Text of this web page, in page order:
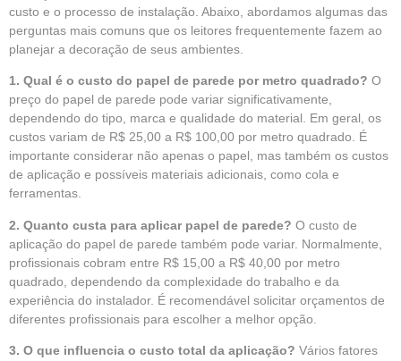
custo e o processo de instalação. Abaixo, abordamos algumas das
perguntas mais comuns que os leitores frequentemente fazem ao
planejar a decoração de seus ambientes.
1. Qual é o custo do papel de parede por metro quadrado? O
preço do papel de parede pode variar significativamente,
dependendo do tipo, marca e qualidade do material. Em geral, os
custos variam de R$ 25,00 a R$ 100,00 por metro quadrado. É
importante considerar não apenas o papel, mas também os custos
de aplicação e possíveis materiais adicionais, como cola e
ferramentas.
2. Quanto custa para aplicar papel de parede? O custo de
aplicação do papel de parede também pode variar. Normalmente,
profissionais cobram entre R$ 15,00 a R$ 40,00 por metro
quadrado, dependendo da complexidade do trabalho e da
experiência do instalador. É recomendável solicitar orçamentos de
diferentes profissionais para escolher a melhor opção.
3. O que influencia o custo total da aplicação? Vários fatores